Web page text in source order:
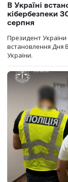
В Україні
кібербезпеки
серпня
Президент
встановлення Дня
України.